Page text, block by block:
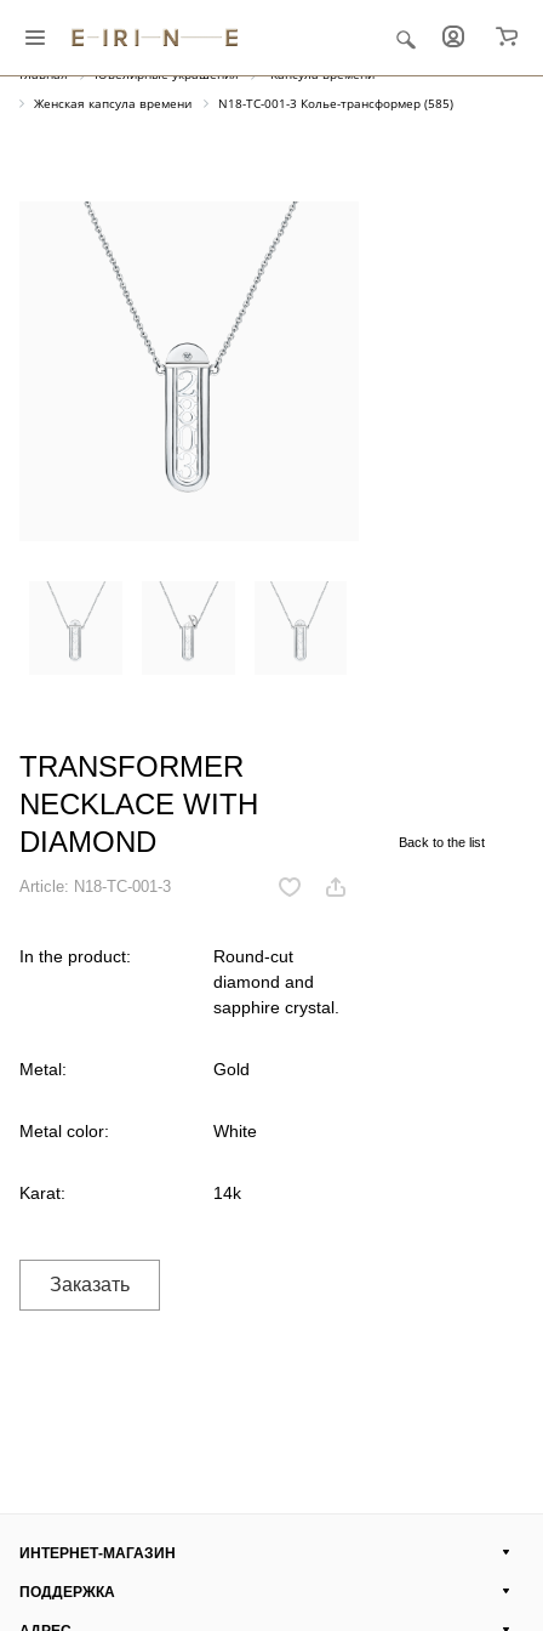
Главная Ювелирные украшения
"Капсула времени"
Женская капсула времени
N18-TC-001-3 Колье-трансформер (585)
TRANSFORMER
NECKLACE WITH
DIAMOND
Article: N18-TC-001-3
In the product:
Round-cut
diamond and
sapphire crystal.
Metal: Gold
Metal color: White
Karat: 14k
Заказать
Back to the list
ИНТЕРНЕТ-МАГАЗИН
ПОДДЕРЖКА